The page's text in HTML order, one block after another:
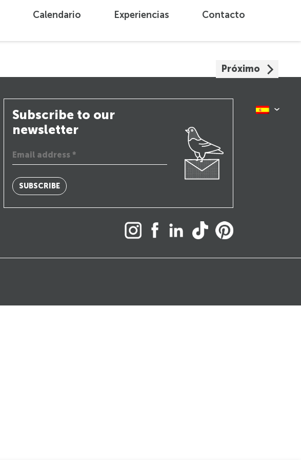
Calendario Experiencias Contacto
Próximo
Subscribe to our
newsletter
SUBSCRIBE